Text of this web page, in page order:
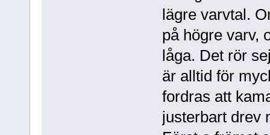
lägre varvtal.
på högre varv,
låga. Det rör
är alltid för
fordras att
justerbart drev